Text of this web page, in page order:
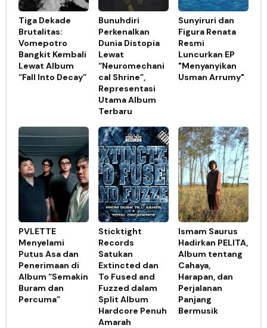
Tiga Dekade
Brutalitas:
Vomepotro
Bangkit Kembali
Lewat Album
“Fall Into Decay”
Bunuhdiri
Perkenalkan
Dunia Distopia
Lewat
“Neuromechani
cal Shrine”,
Representasi
Utama Album
Terbaru
Sunyiruri dan
Figura Renata
Resmi
Luncurkan EP
"Menyanyikan
Usman Arrumy"
PVLETTE
Menyelami
Putus Asa dan
Penerimaan di
Album “Semakin
Buram dan
Percuma”
Sticktight
Records
Satukan
Extincted dan
To Fused and
Fuzzed dalam
Split Album
Hardcore Penuh
Amarah
Ismam Saurus
Hadirkan PELITA,
Album tentang
Cahaya,
Harapan, dan
Perjalanan
Panjang
Bermusik